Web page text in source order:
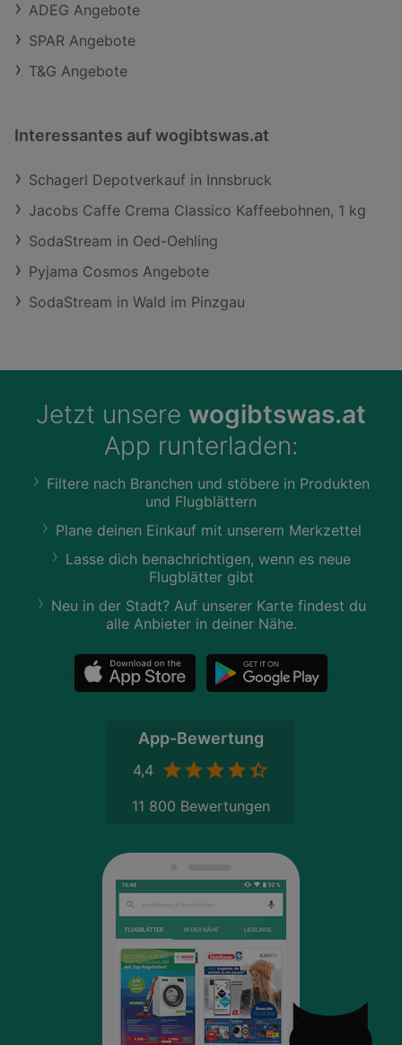
ADEG Angebote
SPAR Angebote
T&G Angebote
Interessantes auf wogibtswas.at
Schagerl Depotverkauf in Innsbruck
Jacobs Caffe Crema Classico Kaffeebohnen, 1 kg
SodaStream in Oed-Oehling
Pyjama Cosmos Angebote
SodaStream in Wald im Pinzgau
Jetzt unsere wogibtswas.at
App runterladen:
Filtere nach Branchen und stöbere in Produkten
und Flugblättern
Plane deinen Einkauf mit unserem Merkzettel
Lasse dich benachrichtigen, wenn es neue
Flugblätter gibt
Neu in der Stadt? Auf unserer Karte findest du
alle Anbieter in deiner Nähe.
App-Bewertung
4,4
11 800 Bewertungen